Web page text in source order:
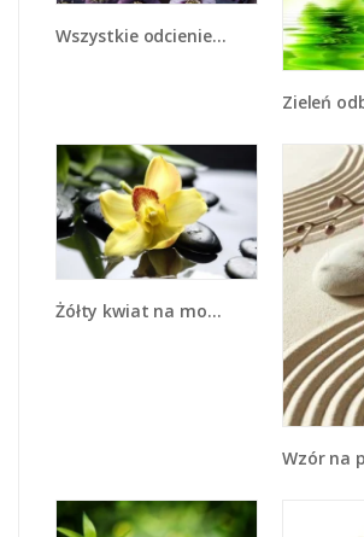
Wszystkie odcienie fioletu w kwiatach - K876
Zieleń odbita
Żółty kwiat na mokrych kamieniach - K155
Wzór na